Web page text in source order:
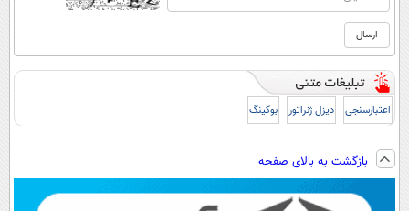
اعتبارسنجی دیزل ژنراتور بوکینگ
بازگشت به بالای صفحه